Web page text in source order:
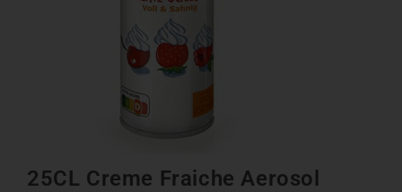
25CL Creme Fraiche Aerosol